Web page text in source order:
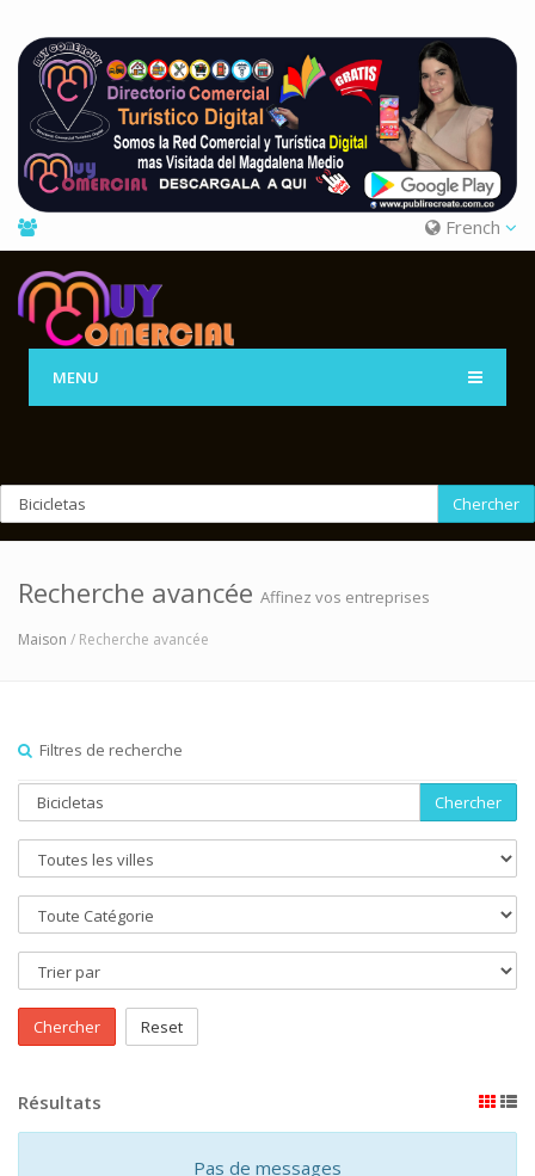
French
MENU
Chercher
Recherche avancée Affinez vos entreprises
Maison / Recherche avancée
Filtres de recherche
Chercher
Chercher Reset
Résultats
Pas de messages